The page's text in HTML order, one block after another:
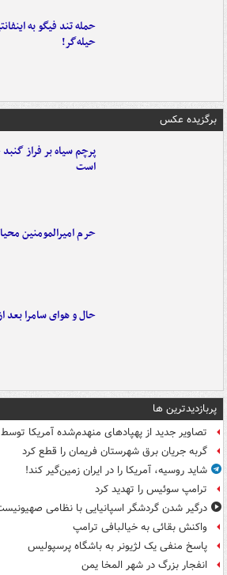
حمله تند فیگو به
حیله‌گر!
برگزیده عکس
پرچم سیاه بر فراز
است
حرم امیرالمومنین
حال و هوای سامرا بعد
پربازدیدترین ها
تصاویر جدید از پهپادهای منهدم‌شده آمریکا
گربه جریان برق شهرستان فریمان را قطع کرد
شاید روسیه، آمریکا را در ایران زمین‌گیر کند!
ترامپ سوئیس را تهدید کرد
درگیر شدن گردشگر اسپانیایی با نظامی
واکنش بقائی به خیالبافی ترامپ
پاسخ منفی یک لژیونر به باشگاه پرسپولیس
انفجار بزرگ در شهر المخا یمن